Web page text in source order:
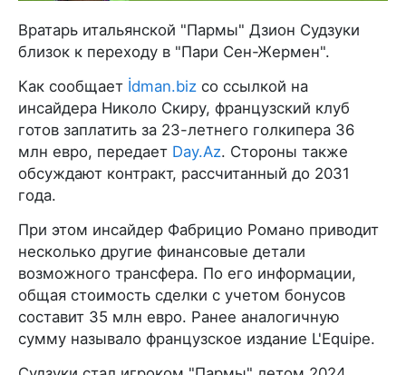
Вратарь итальянской "Пармы" Дзион Судзуки
близок к переходу в "Пари Сен-Жермен".
Как сообщает İdman.biz со ссылкой на
инсайдера Николо Скиру, французский клуб
готов заплатить за 23-летнего голкипера 36
млн евро, передает Day.Az. Стороны также
обсуждают контракт, рассчитанный до 2031
года.
При этом инсайдер Фабрицио Романо приводит
несколько другие финансовые детали
возможного трансфера. По его информации,
общая стоимость сделки с учетом бонусов
составит 35 млн евро. Ранее аналогичную
сумму называло французское издание L'Equipe.